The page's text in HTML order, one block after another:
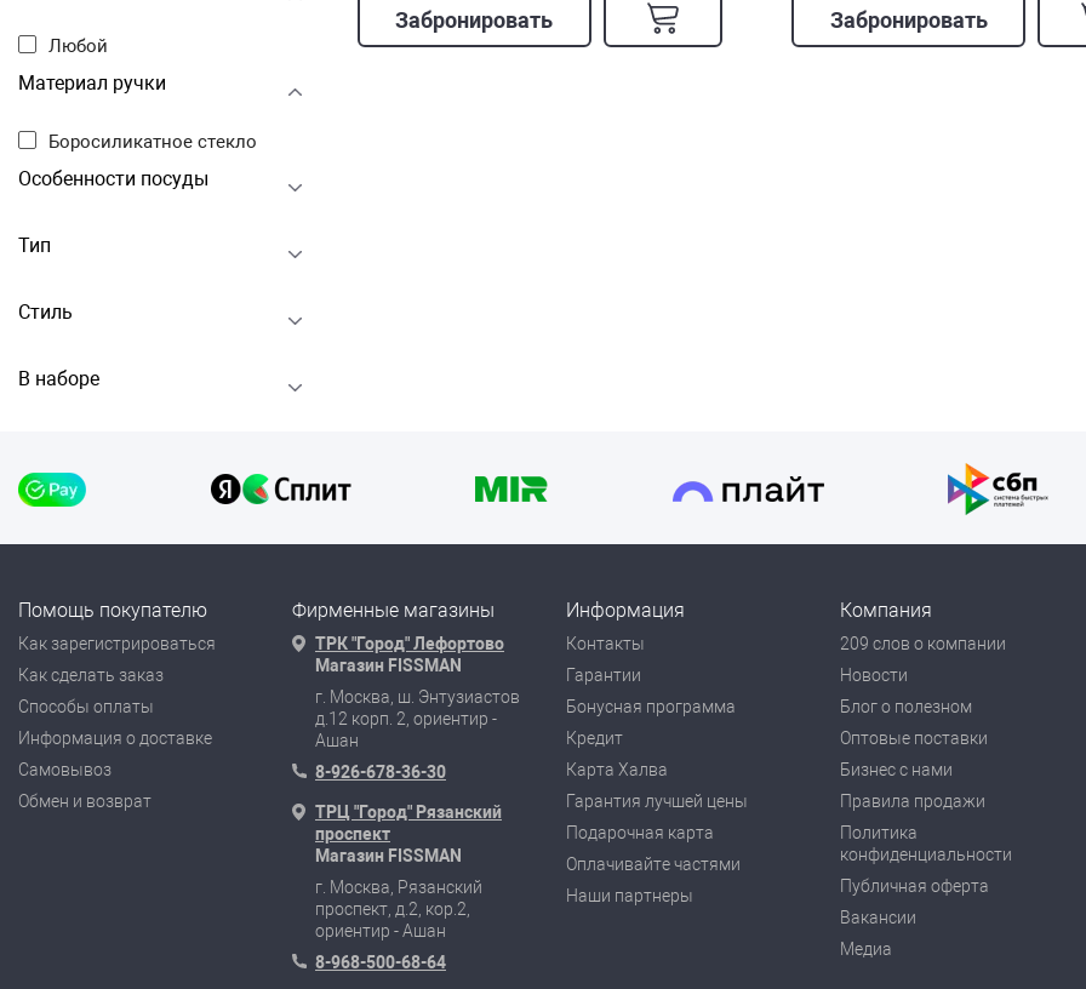
Любой
Материал ручки
Боросиликатное стекло
Особенности посуды
Тип
Стиль
В наборе
Забронировать Забронировать
Помощь покупателю
Как зарегистрироваться
Как сделать заказ
Способы оплаты
Информация о доставке
Самовывоз
Обмен и возврат
Фирменные магазины
ТРК "Город" Лефортово
Магазин FISSMAN
г. Москва, ш. Энтузиастов
д.12 корп. 2, ориентир -
Ашан
8-926-678-36-30
ТРЦ "Город" Рязанский
проспект
Магазин FISSMAN
г. Москва, Рязанский
проспект, д.2, кор.2,
ориентир - Ашан
8-968-500-68-64
Информация
Контакты
Гарантии
Бонусная программа
Кредит
Карта Халва
Гарантия лучшей цены
Подарочная карта
Оплачивайте частями
Наши партнеры
Компания
209 слов о компании
Новости
Блог о полезном
Оптовые поставки
Бизнес с нами
Правила продажи
Политика
конфиденциальности
Публичная оферта
Вакансии
Медиа